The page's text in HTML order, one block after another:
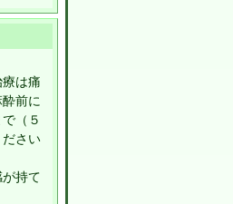
は痛
前に
（５
さい
持て